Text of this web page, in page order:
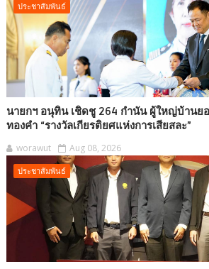
ประชาสัมพันธ์
นายกฯ อนุทิน เชิดชู 264 กำนัน ผู้ใหญ่บ้านย
ทองคำ “รางวัลเกียรติยศแห่งการเสียสละ”
worawut Aug 08, 2026
ประชาสัมพันธ์